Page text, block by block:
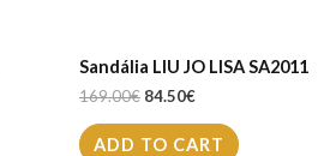
Sandália LIU JO LISA SA2011
169.00€ 84.50€
ADD TO CART